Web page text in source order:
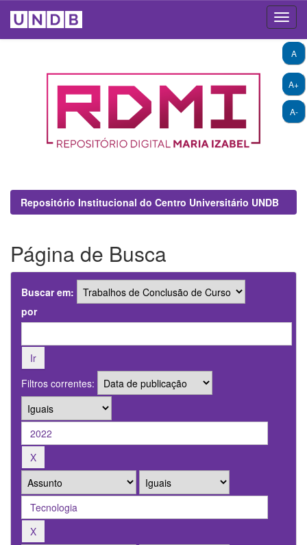
A+
A-
A
Repositório Institucional do Centro Universitário UNDB
Página de Busca
Buscar em:
por
Filtros correntes: